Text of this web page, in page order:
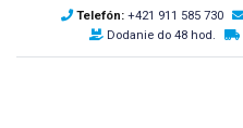
Telefón: +421 911 585 730
Dodanie do 48 hod.